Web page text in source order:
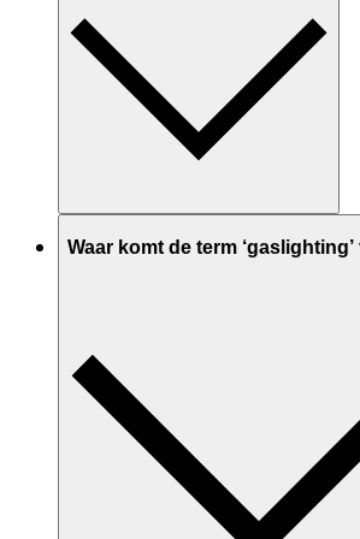
Waar komt de term